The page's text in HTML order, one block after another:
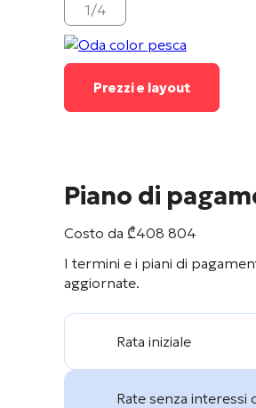
1/4
Prezzi e layout
Piano di
Costo da ₾408 804
I termini e i piani di
aggiornate.
Rata iniziale
Rate senza